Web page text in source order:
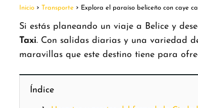
Inicio Transporte Explora el paraíso beliceño con caye
Si estás planeando un viaje a Belice y
Taxi. Con salidas diarias y una variedad
maravillas que este destino tiene para
Índice